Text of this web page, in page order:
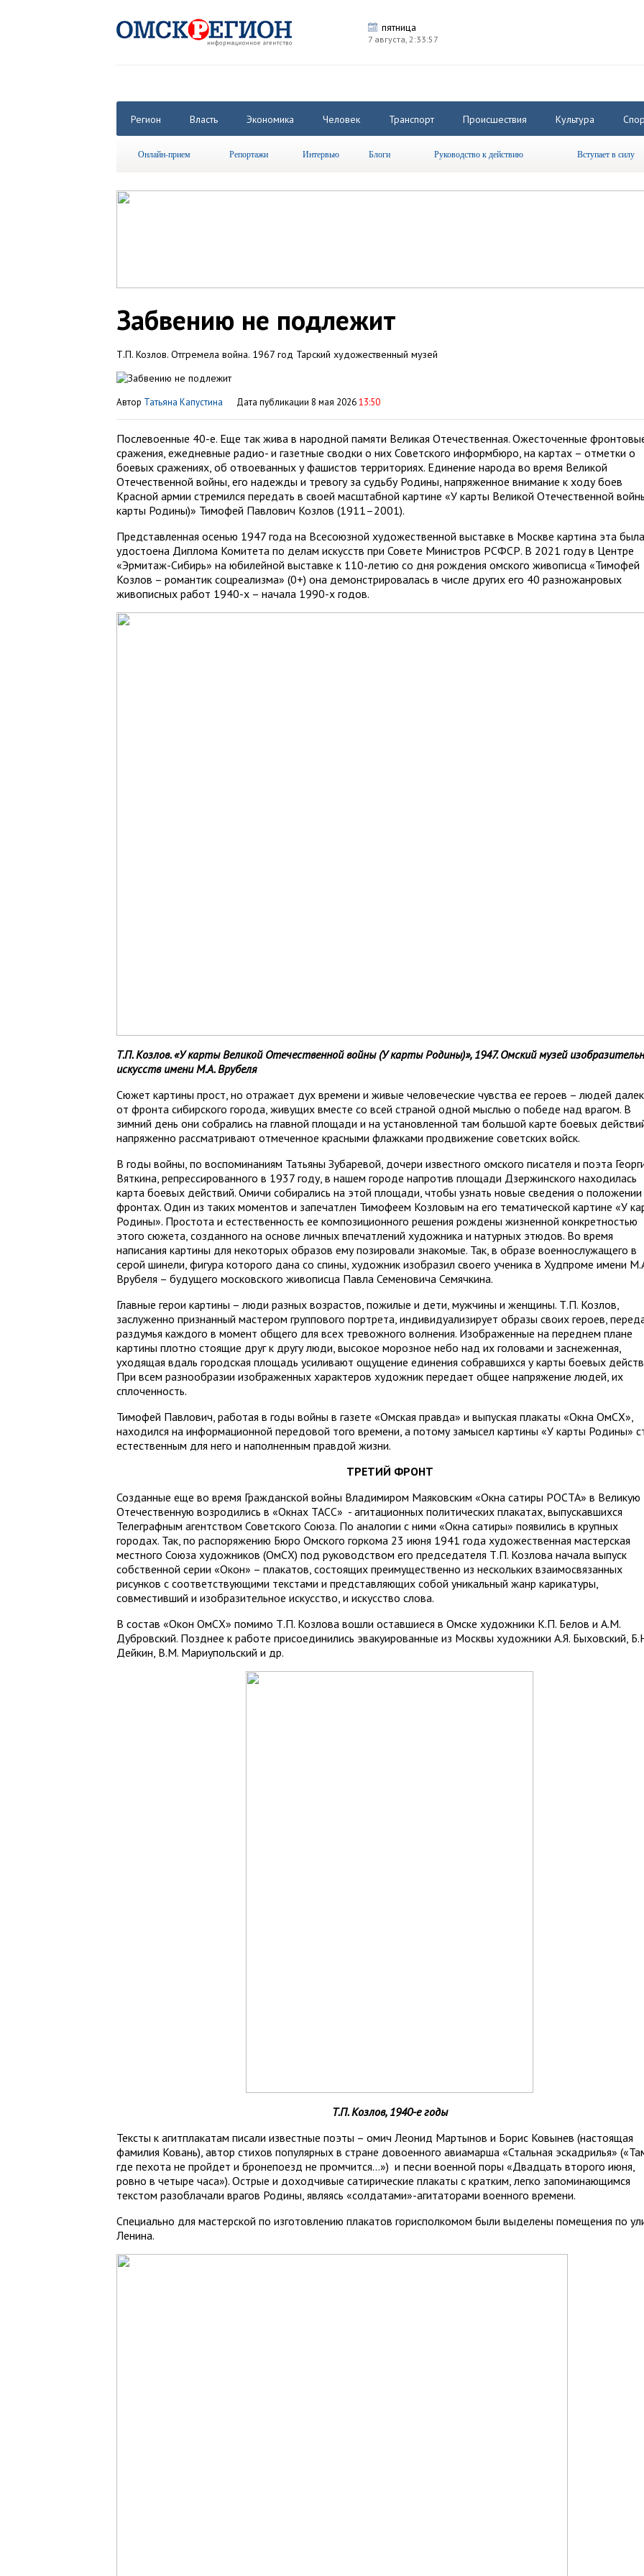
пятница
7 августа, 2:33:58
Регион Власть Экономика Человек Транспорт Происшествия Культура
Онлайн-прием Репортажи Интервью Блоги Руководство к действию Вступает в силу
Забвению не подлежит
Т.П. Козлов. Отгремела война. 1967 год Тарский художественный музей
Автор Татьяна Капустина Дата публикации 8 мая 202613:50
Послевоенные 40-е. Еще так жива в народной памяти Великая Отечественная. Ожесточенные
сражения, ежедневные радио- и газетные сводки о них Советского информбюро, на картах – отметки о
боевых сражениях, об отвоеванных у фашистов территориях. Единение народа во время Великой
Отечественной войны, его надежды и тревогу за судьбу Родины, напряженное внимание к ходу боев
Красной армии стремился передать в своей масштабной картине «У карты Великой Отечественной
карты Родины)» Тимофей Павлович Козлов (1911–2001).
Представленная осенью 1947 года на Всесоюзной художественной выставке в Москве картина эта была
удостоена Диплома Комитета по делам искусств при Совете Министров РСФСР. В 2021 году в Центре
«Эрмитаж-Сибирь» на юбилейной выставке к 110-летию со дня рождения омского живописца «Тимофей
Козлов – романтик соцреализма» (0+) она демонстрировалась в числе других его 40 разножанровых
живописных работ 1940-х – начала 1990-х годов.
Т.П. Козлов. «У карты Великой Отечественной войны (У карты Родины)», 1947. Омский музей
искусств имени М.А. Врубеля
Сюжет картины прост, но отражает дух времени и живые человеческие чувства ее героев – людей
от фронта сибирского города, живущих вместе со всей страной одной мыслью о победе над врагом. В
зимний день они собрались на главной площади и на установленной там большой карте боевых
напряженно рассматривают отмеченное красными флажками продвижение советских войск.
В годы войны, по воспоминаниям Татьяны Зубаревой, дочери известного омского писателя и поэта
Вяткина, репрессированного в 1937 году, в нашем городе напротив площади Дзержинского находилась
карта боевых действий. Омичи собирались на этой площади, чтобы узнать новые сведения о положении
фронтах. Один из таких моментов и запечатлен Тимофеем Козловым на его тематической картине «У
Родины». Простота и естественность ее композиционного решения рождены жизненной конкретностью
этого сюжета, созданного на основе личных впечатлений художника и натурных этюдов. Во время
написания картины для некоторых образов ему позировали знакомые. Так, в образе военнослужащего в
серой шинели, фигура которого дана со спины, художник изобразил своего ученика в Худпроме имени
Врубеля – будущего московского живописца Павла Семеновича Семячкина.
Главные герои картины – люди разных возрастов, пожилые и дети, мужчины и женщины. Т.П. Козлов,
заслуженно признанный мастером группового портрета, индивидуализирует образы своих героев,
раздумья каждого в момент общего для всех тревожного волнения. Изображенные на переднем плане
картины плотно стоящие друг к другу люди, высокое морозное небо над их головами и заснеженная,
уходящая вдаль городская площадь усиливают ощущение единения собравшихся у карты боевых
При всем разнообразии изображенных характеров художник передает общее напряжение людей, их
сплоченность.
Тимофей Павлович, работая в годы войны в газете «Омская правда» и выпуская плакаты «Окна ОмСХ»,
находился на информационной передовой того времени, а потому замысел картины «У карты Родины»
естественным для него и наполненным правдой жизни.
ТРЕТИЙ ФРОНТ
Созданные еще во время Гражданской войны Владимиром Маяковским «Окна сатиры РОСТА» в Великую
Отечественную возродились в «Окнах ТАСС» - агитационных политических плакатах, выпускавшихся
Телеграфным агентством Советского Союза. По аналогии с ними «Окна сатиры» появились в крупных
городах. Так, по распоряжению Бюро Омского горкома 23 июня 1941 года художественная мастерская
местного Союза художников (ОмСХ) под руководством его председателя Т.П. Козлова начала выпуск
собственной серии «Окон» – плакатов, состоящих преимущественно из нескольких взаимосвязанных
рисунков с соответствующими текстами и представляющих собой уникальный жанр карикатуры,
совместивший и изобразительное искусство, и искусство слова.
В состав «Окон ОмСХ» помимо Т.П. Козлова вошли оставшиеся в Омске художники К.П. Белов и А.М.
Дубровский. Позднее к работе присоединились эвакуированные из Москвы художники А.Я. Быховский,
Дейкин, В.М. Мариупольский и др.
Т.П. Козлов, 1940-е годы
Тексты к агитплакатам писали известные поэты – омич Леонид Мартынов и Борис Ковынев (настоящая
фамилия Ковань), автор стихов популярных в стране довоенного авиамарша «Стальная эскадрилья»
где пехота не пройдет и бронепоезд не промчится…») и песни военной поры «Двадцать второго июня,
ровно в четыре часа»). Острые и доходчивые сатирические плакаты с кратким, легко запоминающимся
текстом разоблачали врагов Родины, являясь «солдатами»-агитаторами военного времени.
Специально для мастерской по изготовлению плакатов горисполкомом были выделены помещения по
Ленина.